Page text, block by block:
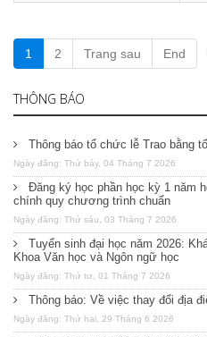
1 2 Trang sau End
THÔNG BÁO
Thông báo tổ chức lễ Trao bằng
Ngày đăng: Thứ bảy, 04 Tháng 7 2026
Đăng ký học phần học kỳ 1 năm
chính quy chương trình chuẩn
Ngày đăng: Thứ sáu, 03 Tháng 7 2026
Tuyển sinh đại học năm 2026:
Khoa Văn học và Ngôn ngữ học
Ngày đăng: Thứ tư, 01 Tháng 7 2026
Thông báo: Về việc thay đổi địa
Ngày đăng: Thứ hai, 29 Tháng 6 2026